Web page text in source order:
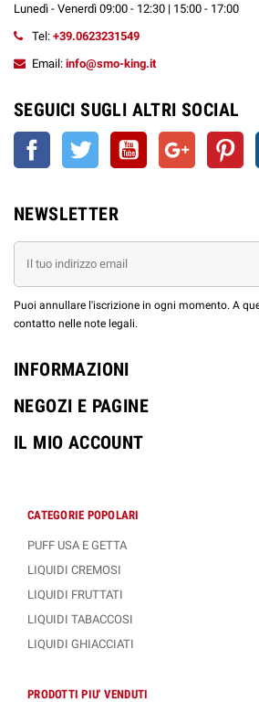
Lunedì - Venerdì 09:00 - 12:30 | 15:00 - 17:00
Tel: +39.0623231549
Email: info@smo-king.it
SEGUICI SUGLI ALTRI SOCIAL
Facebook Twitter YouTube Google+
NEWSLETTER
Puoi annullare l'iscrizione in ogni momento. A
contatto nelle note legali.
INFORMAZIONI
NEGOZI E PAGINE
IL MIO ACCOUNT
CATEGORIE POPOLARI
PUFF USA E GETTA
LIQUIDI CREMOSI
LIQUIDI FRUTTATI
LIQUIDI TABACCOSI
LIQUIDI GHIACCIATI
PRODOTTI PIU' VENDUTI